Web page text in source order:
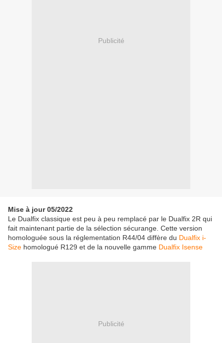
Publicité
Mise à jour 05/2022
Le Dualfix classique est peu à peu remplacé par le Dualfix 2R qui
fait maintenant partie de la sélection sécurange. Cette version
homologuée sous la réglementation R44/04 diffère du Dualfix i-
Size homologué R129 et de la nouvelle gamme Dualfix Isense
Publicité